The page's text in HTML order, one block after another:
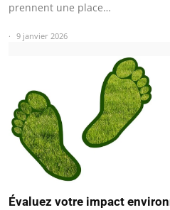
prennent une place…
9 janvier 2026
Évaluez votre impact